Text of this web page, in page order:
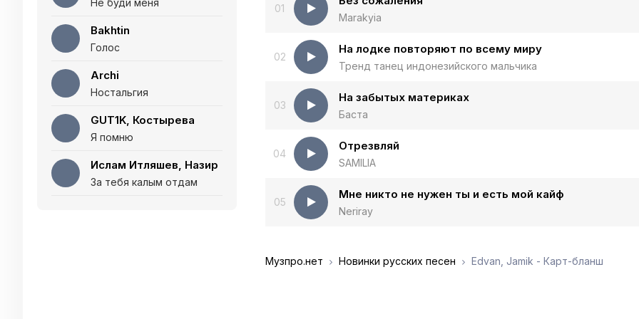
Не буди меня
Bakhtin
Голос
Archi
Ностальгия
GUT1K, Костырева
Я помню
Ислам Итляшев, Назир
За тебя калым отдам
01
Marakyia
02
На лодке повторяют по всему миру
Тренд танец индонезийского мальчика
03
На забытых материках
Баста
04
Отрезвляй
SAMILIA
05
Мне никто не нужен ты и есть мой кайф
Neriray
Музпро.нет Новинки русских песен Edvan, Jamik - Карт-бланш